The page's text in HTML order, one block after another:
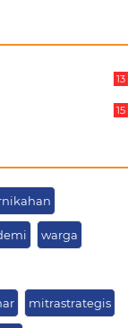
13
15
warga
mitrastrategis